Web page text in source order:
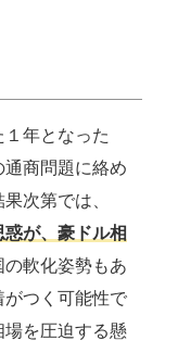
年となった
商問題に絡め
次第では、
惑が、豪ドル相
軟化姿勢もあ
がつく可能性で
を圧迫する懸